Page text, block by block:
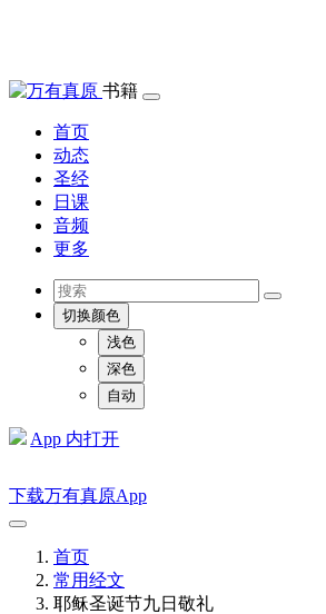
书籍
首页
动态
圣经
日课
音频
更多
切换颜色
浅色
深色
自动
App 内打开
下载万有真原App
首页
常用经文
耶稣圣诞节九日敬礼